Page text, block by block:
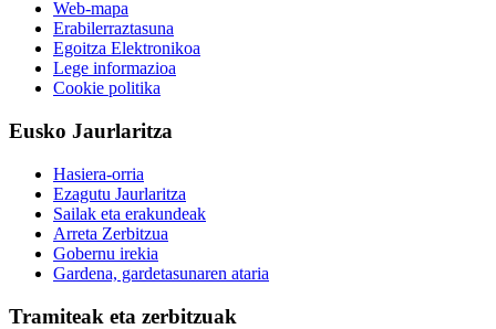
Web-mapa
Erabilerraztasuna
Egoitza Elektronikoa
Lege informazioa
Cookie politika
Eusko Jaurlaritza
Hasiera-orria
Ezagutu Jaurlaritza
Sailak eta erakundeak
Arreta Zerbitzua
Gobernu irekia
Gardena, gardetasunaren ataria
Tramiteak eta zerbitzuak